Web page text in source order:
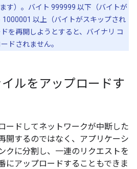
す）。バイト 999999 以下（バイトが
1000001 以上（バイトがスキップされ
を再開しようとすると、バイナリ コ
ドされません。
ルをアップロードす
ードしてネットワークが中断した
開するのではなく、アプリケーシ
クに分割し、一連のリクエストを
にアップロードすることもできま